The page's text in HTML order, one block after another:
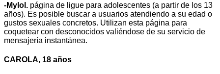
-Mylol. página de ligue para adolescentes (a partir de los 13
años). Es posible buscar a usuarios atendiendo a su edad o
gustos sexuales concretos. Utilizan esta página para
coquetear con desconocidos valiéndose de su servicio de
mensajería instantánea.
CAROLA, 18 años